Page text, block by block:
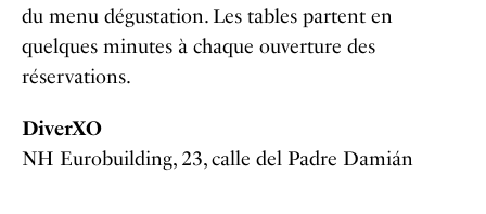
du menu dégustation. Les tables partent en
quelques minutes à chaque ouverture des
réservations.
DiverXO
NH Eurobuilding, 23, calle del Padre Damián